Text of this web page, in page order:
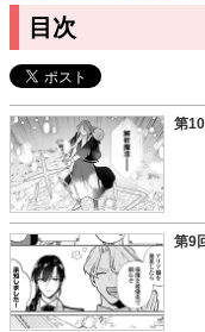
て、「成り上がり令嬢
とミステリと猫さまを
目次
第
この話を読む
第9